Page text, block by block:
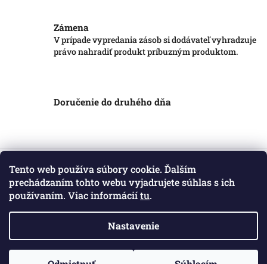
Tento web používa súbory cookie. Ďalším
prechádzaním tohto webu vyjadrujete súhlas s ich
používaním. Viac informáciítu.
Nastavenie
Zámena
V prípade vypredania zásob si dodávateľ vyhradzuje
právo nahradiť produkt príbuzným produktom.
Doručenie do druhého dňa
Z
Informácie pre vás
Obchodné podmienky
Copyright 2026 . Všetky práva vyhradené.